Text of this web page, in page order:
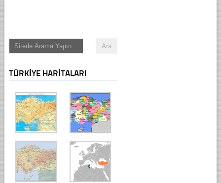
TÜRKIYE HARITALARI